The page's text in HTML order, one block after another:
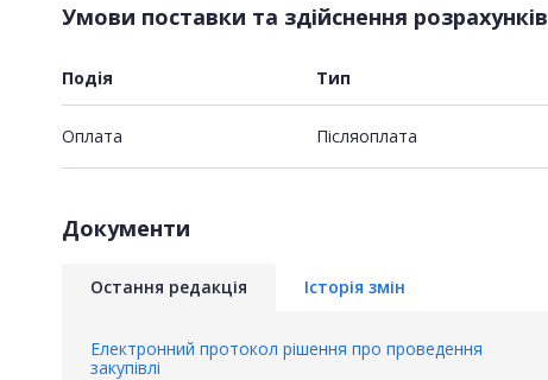
Умови поставки та здійснення розрахунків
Подія Тип
Оплата Пiсляоплата
Документи
Остання редакція Історія змін
Електронний протокол рішення про проведення
закупівлі